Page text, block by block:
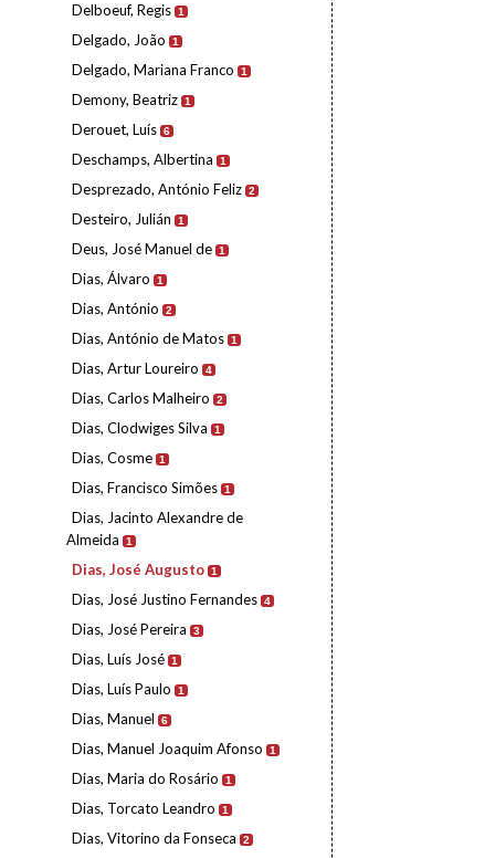
Delboeuf, Regis 1
Delgado, João 1
Delgado, Mariana Franco 1
Demony, Beatriz 1
Derouet, Luís 6
Deschamps, Albertina 1
Desprezado, António Feliz 2
Desteiro, Julián 1
Deus, José Manuel de 1
Dias, Álvaro 1
Dias, António 2
Dias, António de Matos 1
Dias, Artur Loureiro 4
Dias, Carlos Malheiro 2
Dias, Clodwiges Silva 1
Dias, Cosme 1
Dias, Francisco Simões 1
Dias, Jacinto Alexandre de
Almeida
1
Dias, José Augusto 1
Dias, José Justino Fernandes 4
Dias, José Pereira 3
Dias, Luís José 1
Dias, Luís Paulo 1
Dias, Manuel 6
Dias, Manuel Joaquim Afonso 1
Dias, Maria do Rosário 1
Dias, Torcato Leandro 1
Dias, Vitorino da Fonseca 2